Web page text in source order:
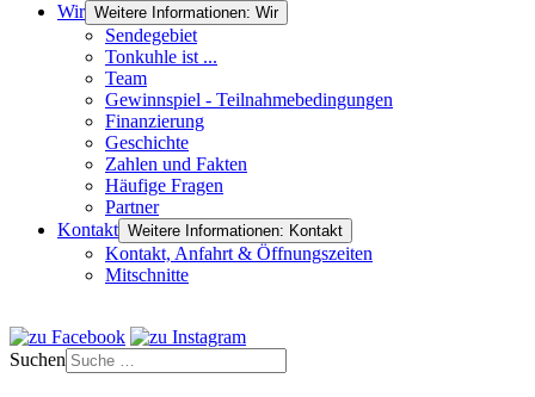
Wir Weitere Informationen: Wir
Sendegebiet
Tonkuhle ist ...
Team
Gewinnspiel - Teilnahmebedingungen
Finanzierung
Geschichte
Zahlen und Fakten
Häufige Fragen
Partner
Kontakt Weitere Informationen: Kontakt
Kontakt, Anfahrt & Öffnungszeiten
Mitschnitte
Suchen